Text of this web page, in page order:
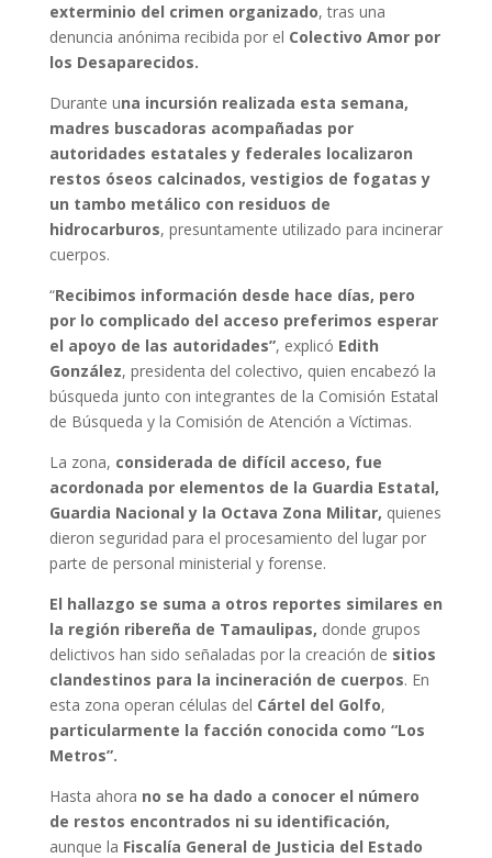
exterminio del crimen organizado, tras una
denuncia anónima recibida por el Colectivo Amor por
los Desaparecidos.
Durante una incursión realizada esta semana,
madres buscadoras acompañadas por
autoridades estatales y federales localizaron
restos óseos calcinados, vestigios de fogatas y
un tambo metálico con residuos de
hidrocarburos, presuntamente utilizado para incinerar
cuerpos.
“Recibimos información desde hace días, pero
por lo complicado del acceso preferimos esperar
el apoyo de las autoridades”, explicó Edith
González, presidenta del colectivo, quien encabezó la
búsqueda junto con integrantes de la Comisión Estatal
de Búsqueda y la Comisión de Atención a Víctimas.
La zona, considerada de difícil acceso, fue
acordonada por elementos de la Guardia Estatal,
Guardia Nacional y la Octava Zona Militar, quienes
dieron seguridad para el procesamiento del lugar por
parte de personal ministerial y forense.
El hallazgo se suma a otros reportes similares en
la región ribereña de Tamaulipas, donde grupos
delictivos han sido señaladas por la creación de sitios
clandestinos para la incineración de cuerpos. En
esta zona operan células del Cártel del Golfo,
particularmente la facción conocida como “Los
Metros”.
Hasta ahora no se ha dado a conocer el número
de restos encontrados ni su identificación,
aunque la Fiscalía General de Justicia del Estado